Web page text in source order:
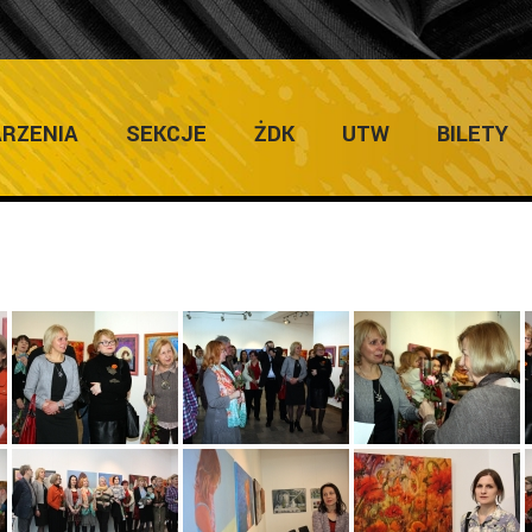
SEKCJE ŻDK UTW BILETY